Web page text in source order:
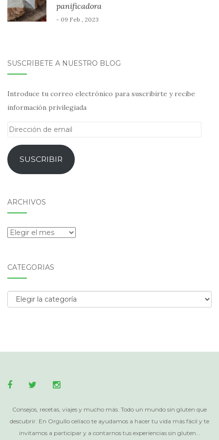
panificadora
- 09 Feb , 2023
SUSCRÍBETE A NUESTRO BLOG
Introduce tu correo electrónico para suscribirte y recibe
información privilegiada
Dirección
emailSUSCRIBIR
ARCHIVOS
Archivos
CATEGORÍAS
Categorías
Consejos, recetas, viajes y mucho más. Todo un mundo sin gluten que
descubrir. En Orgullo celíaco te ayudamos a hacer tu vida más fácil y te
invitamos a participar y a contarnos tus experiencias sin gluten...